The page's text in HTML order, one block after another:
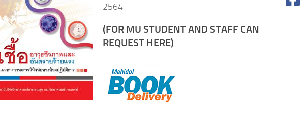
2564
(FOR MU STUDENT AND STAFF CAN
REQUEST HERE)